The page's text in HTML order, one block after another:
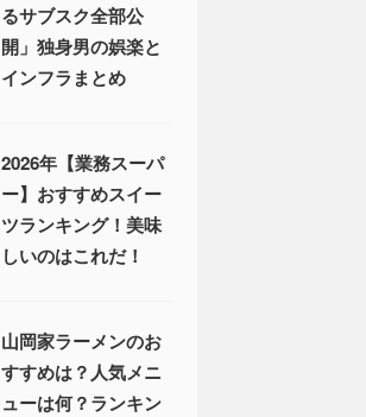
るサブスク全部公
開」独身男の娯楽と
インフラまとめ
2026年【業務スーパ
ー】おすすめスイー
ツランキング！美味
しいのはこれだ！
山岡家ラーメンのお
すすめは？人気メニ
ューは何？ランキン